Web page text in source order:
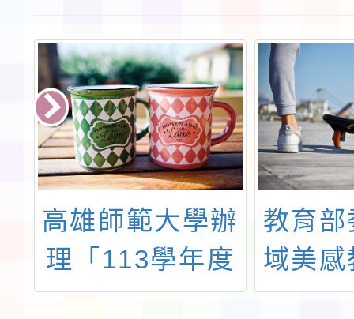
高雄師範大學辦
理「113學年度
國中小科技教育
教育
域美
領航